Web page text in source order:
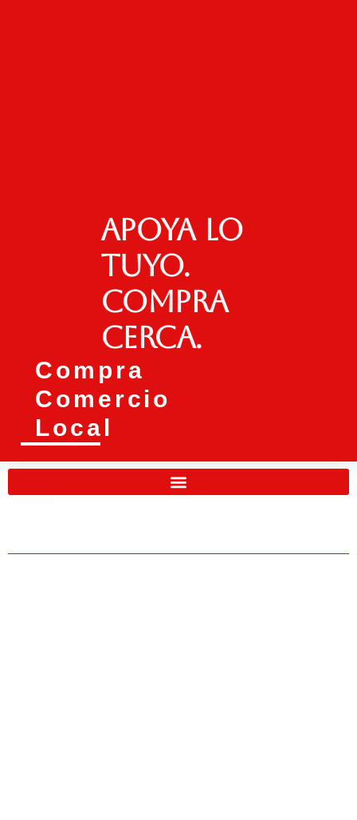
Apoya lo
tuyo.
Compra
cerca.
Compra
Comercio
Local